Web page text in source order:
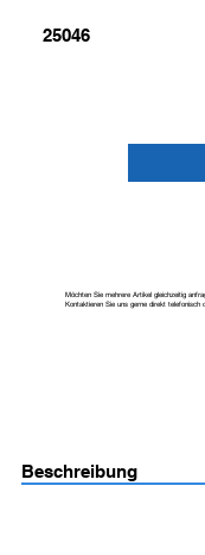
25046
Möchten Sie mehrere Artikel gleichzeitig
Kontaktieren Sie uns gerne direkt telefonisch
Beschreibung